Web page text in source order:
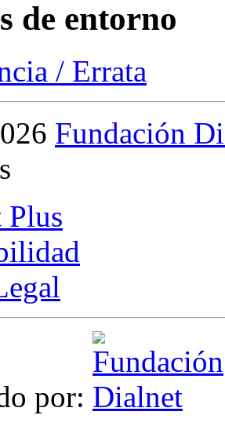
de entorno
/ Errata
Fundación
Plus
por: